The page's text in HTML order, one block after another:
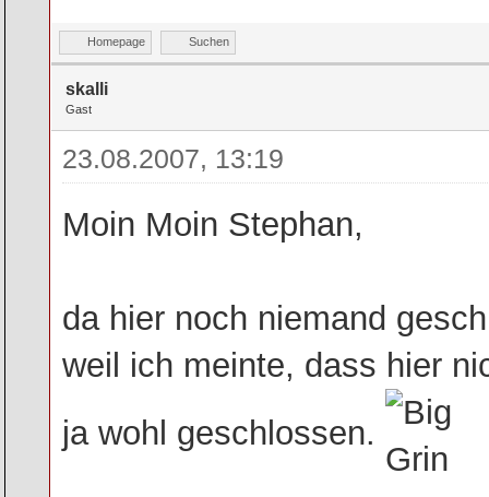
Homepage Suchen
skalli
Gast
23.08.2007, 13:19
Moin Moin Stephan,
da hier noch niemand
weil ich meinte, dass hier
ja wohl geschlossen.